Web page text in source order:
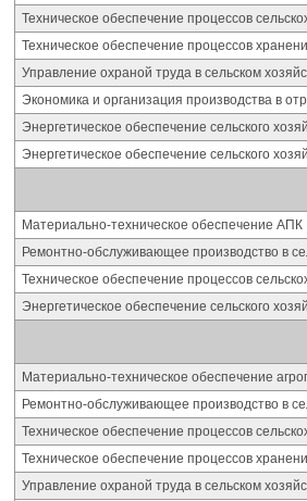
Техническое обеспечение процессов
Техническое обеспечение процессов
Управление охраной труда в сельском
Экономика и организация производства в
Энергетическое обеспечение сельского
Энергетическое обеспечение сельского
Материально-техническое обеспечение АПК
Ремонтно-обслуживающее производство в
Техническое обеспечение процессов
Энергетическое обеспечение сельского
Материально-техническое обеспечение
Ремонтно-обслуживающее производство в
Техническое обеспечение процессов
Техническое обеспечение процессов
Управление охраной труда в сельском